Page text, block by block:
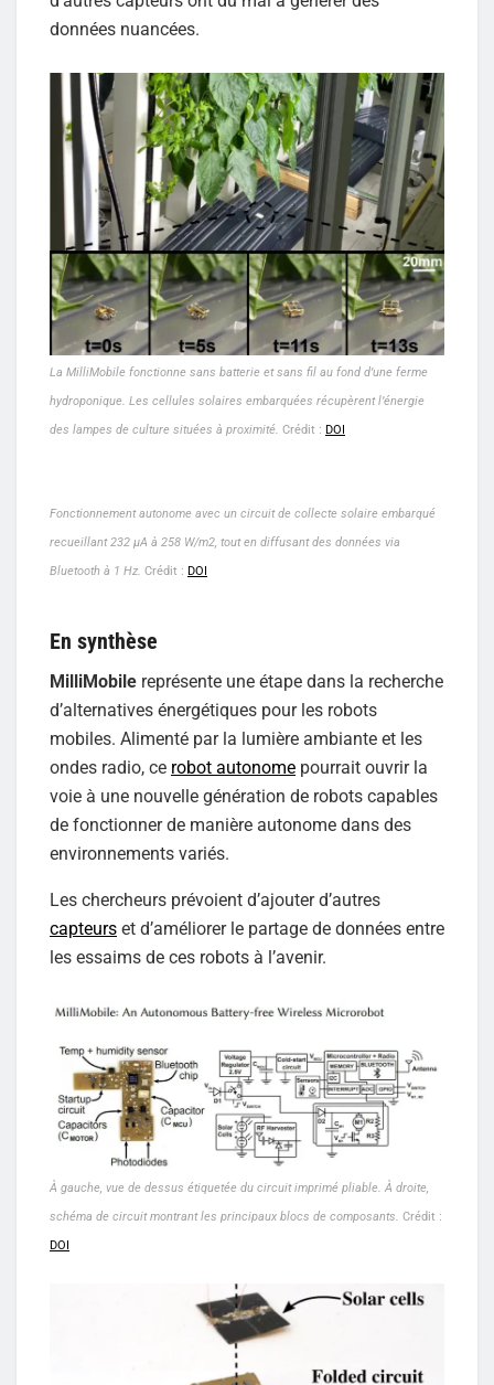
données nuancées.
La MilliMobile fonctionne sans batterie et sans fil au fond d’une ferme
hydroponique. Les cellules solaires embarquées récupèrent l’énergie
des lampes de culture situées à proximité. Crédit : DOI
Fonctionnement autonome avec un circuit de collecte solaire embarqué
recueillant 232 µA à 258 W/m2, tout en diffusant des données via
Bluetooth à 1 Hz. Crédit : DOI
En synthèse
MilliMobile représente une étape dans la recherche
d’alternatives énergétiques pour les robots
mobiles. Alimenté par la lumière ambiante et les
ondes radio, ce robot autonome pourrait ouvrir la
voie à une nouvelle génération de robots capables
de fonctionner de manière autonome dans des
environnements variés.
Les chercheurs prévoient d’ajouter d’autres
capteurs et d’améliorer le partage de données entre
les essaims de ces robots à l’avenir.
À gauche, vue de dessus étiquetée du circuit imprimé pliable. À droite,
schéma de circuit montrant les principaux blocs de composants. Crédit :
DOI